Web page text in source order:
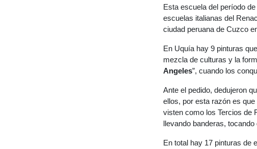
Esta escuela del período
escuelas italianas del
ciudad peruana de Cuzco
En Uquía hay 9 pinturas
mezcla de culturas y la
Angeles”, cuando los
Ante el pedido, dedujeron
ellos, por esta razón es que
visten como los Tercios de
llevando banderas,
En total hay 17 pinturas de